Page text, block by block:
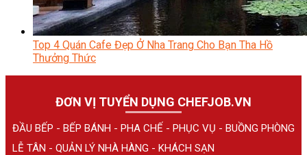
Top 4 Quán Cafe Đẹp Ở Nha Trang Cho Bạn Tha Hồ
Thưởng Thức
ĐƠN VỊ TUYỂN DỤNG CHEFJOB.VN
ĐẦU BẾP - BẾP BÁNH - PHA CHẾ - PHỤC VỤ - BUỒNG PHÒNG
LỄ TÂN - QUẢN LÝ NHÀ HÀNG - KHÁCH SẠN